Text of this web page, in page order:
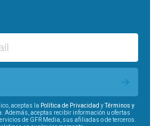
aceptas la Política de Privacidad yTérminos y
Además, aceptas recibir información u ofertas
de GFR Media, sus afiliadas o de terceros.